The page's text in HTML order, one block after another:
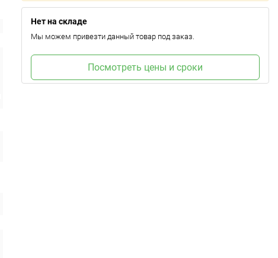
Нет на складе
Мы можем привезти данный товар под заказ.
Посмотреть цены и сроки